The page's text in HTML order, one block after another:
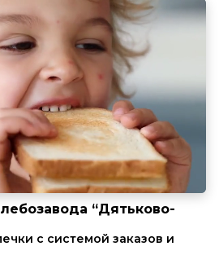
“Дятьково-
с системой заказов и